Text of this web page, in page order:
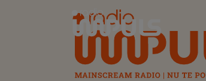
Radio Impuls